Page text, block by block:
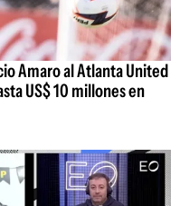
Amaro al Atlanta United
US$ 10 millones en